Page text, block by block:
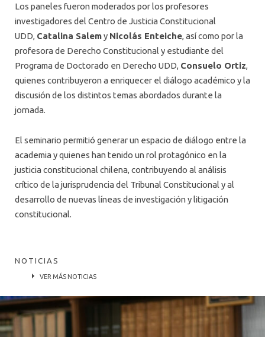
Los paneles fueron moderados por los profesores
investigadores del Centro de Justicia Constitucional
UDD, Catalina Salemy Nicolás Enteiche, así como por la
profesora de Derecho Constitucional y estudiante del
Programa de Doctorado en Derecho UDD, Consuelo Ortiz,
quienes contribuyeron a enriquecer el diálogo académico y la
discusión de los distintos temas abordados durante la
jornada.
El seminario permitió generar un espacio de diálogo entre la
academia y quienes han tenido un rol protagónico en la
justicia constitucional chilena, contribuyendo al análisis
crítico de la jurisprudencia del Tribunal Constitucional y al
desarrollo de nuevas líneas de investigación y litigación
constitucional.
NOTICIAS
VER MÁS NOTICIAS